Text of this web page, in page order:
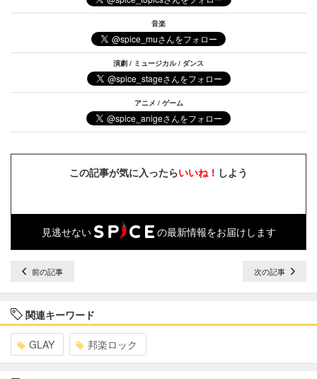
音楽
演劇 / ミュージカル / ダンス
アニメ / ゲーム
この記事が気に入ったらいいね！ しよう
見逃せない の最新情報をお届けします
前の記事 次の記事
関連キーワード
GLAY 邦楽ロック